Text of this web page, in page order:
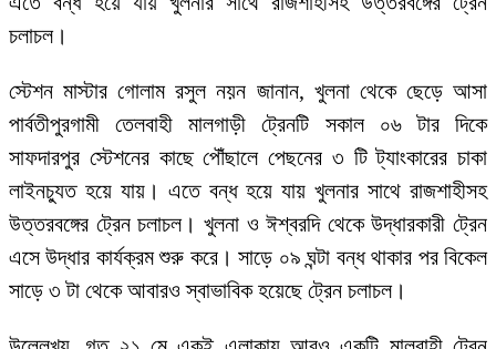
চলাচল।
‎স্টেশন মাস্টার গোলাম রসুল নয়ন জানান, খুলনা থেকে ছেড়ে আসা
পার্বতীপুরগামী তেলবাহী মালগাড়ী ট্রেনটি সকাল ০৬ টার দিকে
সাফদারপুর স্টেশনের কাছে পৌঁছালে পেছনের ৩ টি ট্যাংকারের চাকা
লাইনচ্যুত হয়ে যায়। এতে বন্ধ হয়ে যায় খুলনার সাথে রাজশাহীসহ
উত্তরবঙ্গের ট্রেন চলাচল। খুলনা ও ঈশ্বরদি থেকে উদ্ধারকারী ট্রেন
এসে উদ্ধার কার্যক্রম শুরু করে। সাড়ে ০৯ ঘন্টা বন্ধ থাকার পর বিকেল
সাড়ে ৩ টা থেকে আবারও স্বাভাবিক হয়েছে ট্রেন চলাচল।